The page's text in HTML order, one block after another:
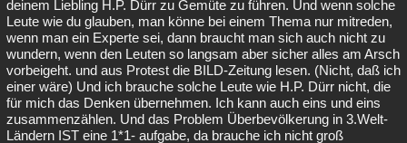
deinem Liebling H.P. Dürr zu Gemüte zu führen. Und wenn solche
Leute wie du glauben, man könne bei einem Thema nur mitreden,
wenn man ein Experte sei, dann braucht man sich auch nicht zu
wundern, wenn den Leuten so langsam aber sicher alles am Arsch
vorbeigeht. und aus Protest die BILD-Zeitung lesen. (Nicht, daß ich
einer wäre) Und ich brauche solche Leute wie H.P. Dürr nicht, die
für mich das Denken übernehmen. Ich kann auch eins und eins
zusammenzählen. Und das Problem Überbevölkerung in 3.Welt-
Ländern IST eine 1*1- aufgabe, da brauche ich nicht groß